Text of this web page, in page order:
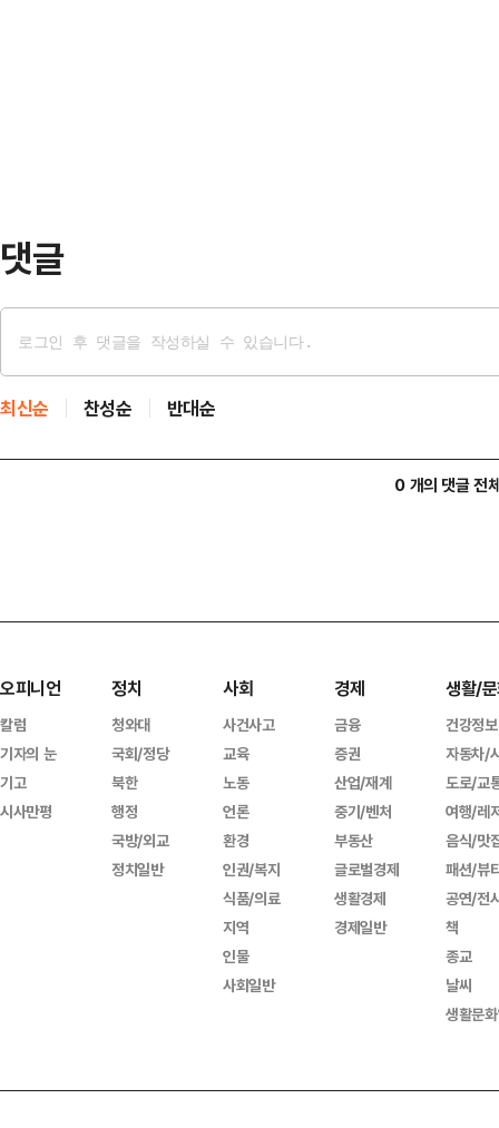
댓글
최신순 찬성순 반대순
0 개의 댓글 전
오피니언
칼럼
기자의 눈
기고
시사만평
정치
청와대
국회/정당
북한
행정
국방/외교
정치일반
사회
사건사고
교육
노동
언론
환경
인권/복지
식품/의료
지역
인물
사회일반
경제
금융
증권
산업/재계
중기/벤처
부동산
글로벌경제
생활경제
경제일반
생활/
건강정보
자동차/
도로/교
여행/레
음식/맛
패션/뷰
공연/전
책
종교
날씨
생활문